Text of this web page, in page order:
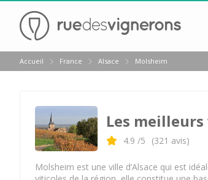
Retour
Visite cave & dégustation vin Colmar
Visite cave & dégustation vin
Achillée
Arthur Metz
Accueil France Alsace Molsheim
Les
4.9 /5 (321 avis)
Molsheim est une ville d’Alsace qui est